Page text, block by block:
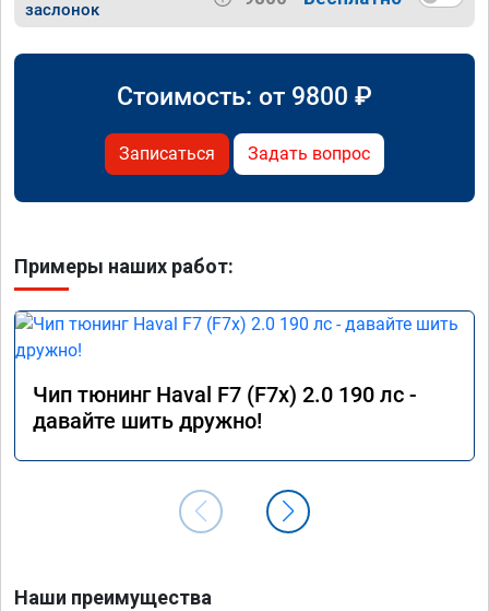
заслонок
Стоимость: от 9800 ₽
Записаться Задать вопрос
Примеры наших работ:
Чип тюнинг Haval F7 (F7x) 2.0 190 лс -
давайте шить дружно!
Наши преимущества